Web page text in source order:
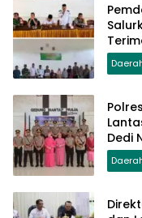
Dedi